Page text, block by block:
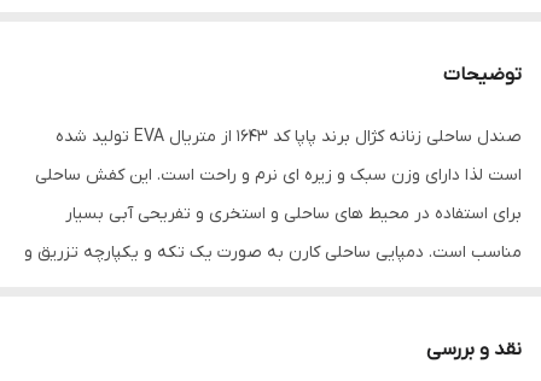
توضیحات
صندل ساحلی زنانه کژال برند پاپا کد 1643 از متریال EVA تولید شده
است لذا دارای وزن سبک و زیره ای نرم و راحت است. این کفش ساحلی
برای استفاده در محیط های ساحلی و استخری و تفریحی آبی بسیار
مناسب است. دمپایی ساحلی کارن به صورت یک تکه و یکپارچه تزریق و
کفش ساحلی جلوه بلندتری از قامت شما به نمایش گذاشته میشود.
نقد و بررسی